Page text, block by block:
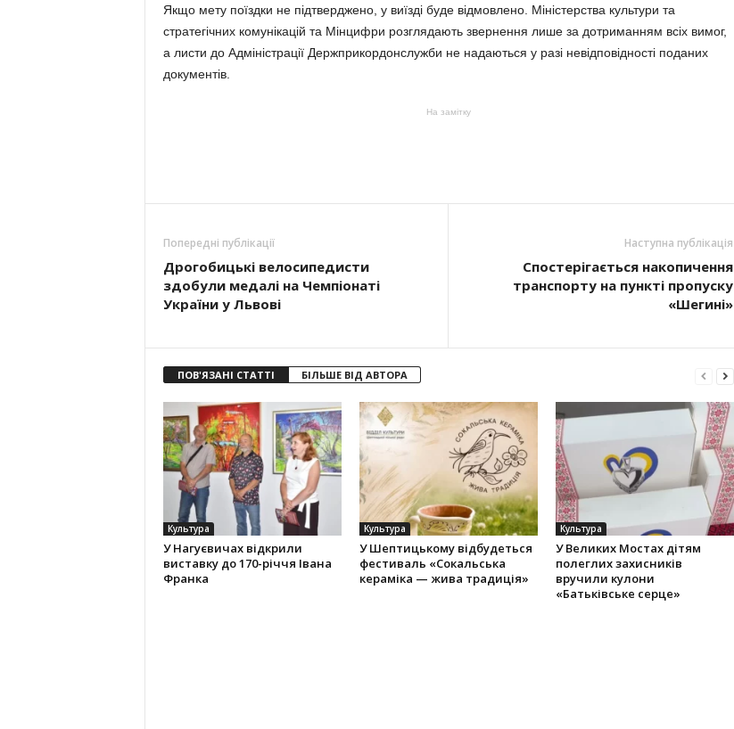
Якщо мету поїздки не підтверджено, у виїзді буде відмовлено. Міністерства культури та
стратегічних комунікацій та Мінцифри розглядають звернення лише за дотриманням всіх вимог,
а листи до Адміністрації Держприкордонслужби не надаються у разі невідповідності поданих
документів.
На замітку
Попередні публікації
Дрогобицькі велосипедисти
здобули медалі на Чемпіонаті
України у Львові
Наступна публікація
Спостерігається накопичення
транспорту на пункті пропуску
«Шегині»
ПОВ'ЯЗАНІ СТАТТІ БІЛЬШЕ ВІД АВТОРА
Культура
У Нагуєвичах відкрили
виставку до 170-річчя Івана
Франка
Культура
У Шептицькому відбудеться
фестиваль «Сокальська
кераміка — жива традиція»
Культура
У Великих Мостах дітям
полеглих захисників
вручили кулони
«Батьківське серце»